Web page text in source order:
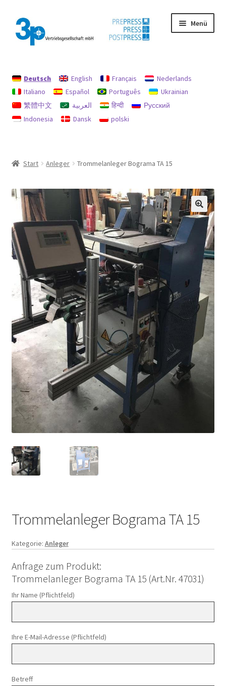
Zur
Navigation
springen
Zum
Inhalt
springen
Menü
Datenschutz
Gebrauchtmaschinen
Deutsch English Français
Nederlands
Italiano
Español Português
Ukrainian
繁體中文
العربية हिन्दी
Русский
Indonesia
Dansk polski
Start Anleger Trommelanleger Bograma TA 15
Trommelanleger Bograma TA 15
Kategorie: Anleger
Anfrage zum Produkt:
Trommelanleger Bograma TA 15 (Art.Nr. 47031)
Ihr Name (Pflichtfeld)
Ihre E-Mail-Adresse (Pflichtfeld)
Betreff